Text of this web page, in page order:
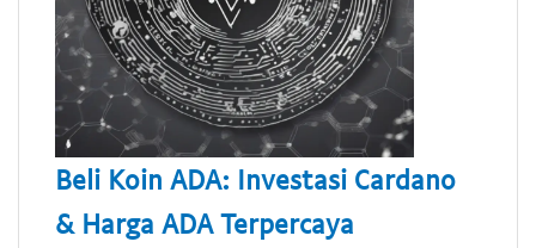
Beli Koin ADA: Investasi Cardano
& Harga ADA Terpercaya